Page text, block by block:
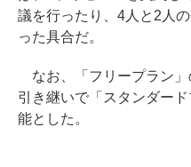
議を行ったり、4人と2人
った具合だ。
なお、「フリープラン」
引き継いで「スタンダー
能とした。